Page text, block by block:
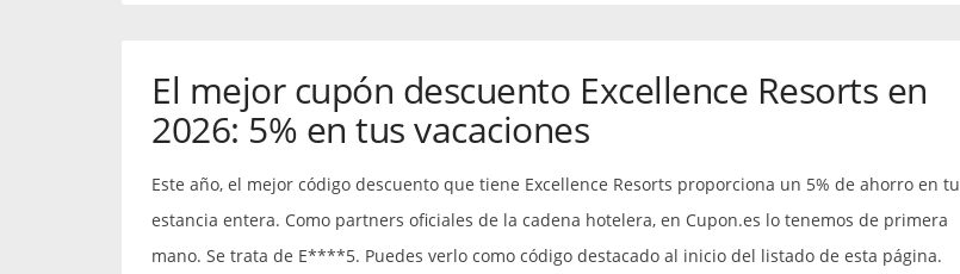
El mejor cupón descuento Excellence Resorts en
2026: 5% en tus vacaciones
Este año, el mejor código descuento que tiene Excellence Resorts proporciona un 5% de ahorro en tu
estancia entera. Como partners oficiales de la cadena hotelera, en Cupon.es lo tenemos de primera
mano. Se trata de E****5. Puedes verlo como código destacado al inicio del listado de esta página.